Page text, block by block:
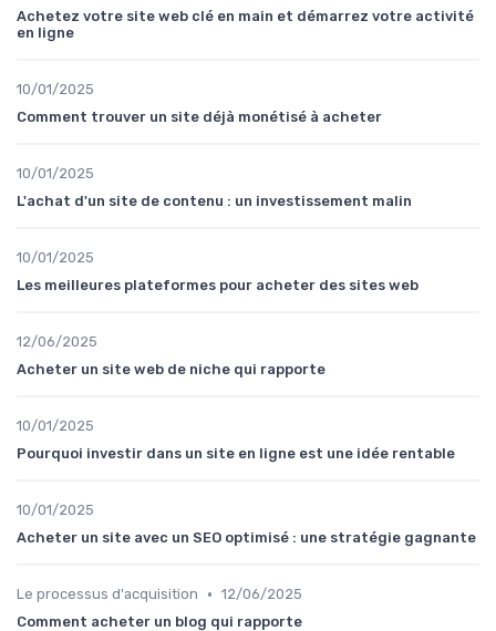
Achetez votre site web clé en main et démarrez votre activité
en ligne
10/01/2025
Comment trouver un site déjà monétisé à acheter
10/01/2025
L'achat d'un site de contenu : un investissement malin
10/01/2025
Les meilleures plateformes pour acheter des sites web
12/06/2025
Acheter un site web de niche qui rapporte
10/01/2025
Pourquoi investir dans un site en ligne est une idée rentable
10/01/2025
Acheter un site avec un SEO optimisé : une stratégie gagnante
Le processus d'acquisition • 12/06/2025
Comment acheter un blog qui rapporte